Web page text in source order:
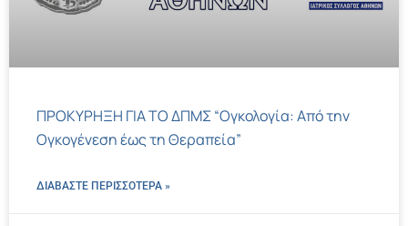
ΠΡΟΚΥΡΗΞΗ ΓΙΑ ΤΟ ΔΠΜΣ “Ογκολογία: Από την
Ογκογένεση έως τη Θεραπεία”
ΔΙΑΒΑΣΤΕ ΠΕΡΙΣΣΌΤΕΡΑ »